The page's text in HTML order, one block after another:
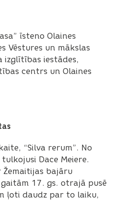
īsteno Olaines
Vēstures un mākslas
izglītības iestādes,
centrs un Olaines
“Silva rerum”. No
Dace Meiere.
Žemaitijas bajāru
gaitām 17. gs. otrajā pusē
ļoti daudz par to laiku,